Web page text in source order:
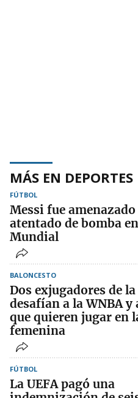
MÁS EN DEPORTES
FÚTBOL
Messi fue
atentado de bomba
Mundial
BALONCESTO
Dos exjugadores de la
desafían a la WNBA
que quieren jugar en
femenina
FÚTBOL
La UEFA pagó una